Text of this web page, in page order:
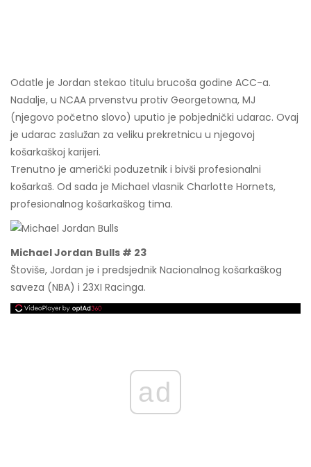
Odatle je Jordan stekao titulu brucoša godine ACC-a.
Nadalje, u NCAA prvenstvu protiv Georgetowna, MJ
(njegovo početno slovo) uputio je pobjednički udarac. Ovaj
je udarac zaslužan za veliku prekretnicu u njegovoj
košarkaškoj karijeri.
Trenutno je američki poduzetnik i bivši profesionalni
košarkaš. Od sada je Michael vlasnik Charlotte Hornets,
profesionalnog košarkaškog tima.
Michael Jordan Bulls # 23
Štoviše, Jordan je i predsjednik Nacionalnog košarkaškog
saveza (NBA) i 23XI Racinga.
ad